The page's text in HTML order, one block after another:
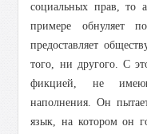
социальных прав, то
примере обнуляет
предоставляет
того, ни другого. С
фикцией, не
наполнения. Он
язык, на котором он